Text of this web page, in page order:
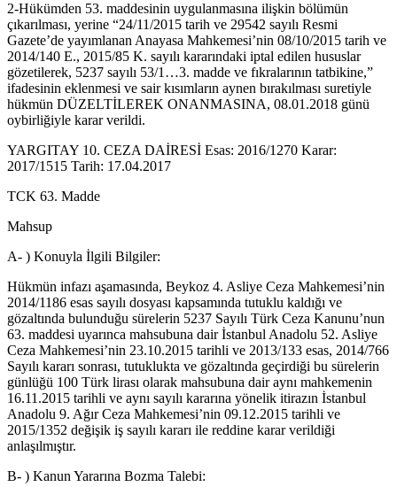
2-Hükümden 53. maddesinin uygulanmasına ilişkin bölümün
çıkarılması, yerine “24/11/2015 tarih ve 29542 sayılı Resmi
Gazete’de yayımlanan Anayasa Mahkemesi’nin 08/10/2015 tarih ve
2014/140 E., 2015/85 K. sayılı kararındaki iptal edilen hususlar
gözetilerek, 5237 sayılı 53/1…3. madde ve fıkralarının tatbikine,”
ifadesinin eklenmesi ve sair kısımların aynen bırakılması suretiyle
hükmün DÜZELTİLEREK ONANMASINA, 08.01.2018 günü
oybirliğiyle karar verildi.
YARGITAY 10. CEZA DAİRESİ Esas: 2016/1270 Karar:
2017/1515 Tarih: 17.04.2017
TCK 63. Madde
Mahsup
A- ) Konuyla İlgili Bilgiler:
Hükmün infazı aşamasında, Beykoz 4. Asliye Ceza Mahkemesi’nin
2014/1186 esas sayılı dosyası kapsamında tutuklu kaldığı ve
gözaltında bulunduğu sürelerin 5237 Sayılı Türk Ceza Kanunu’nun
63. maddesi uyarınca mahsubuna dair İstanbul Anadolu 52. Asliye
Ceza Mahkemesi’nin 23.10.2015 tarihli ve 2013/133 esas, 2014/766
Sayılı kararı sonrası, tutuklukta ve gözaltında geçirdiği bu sürelerin
günlüğü 100 Türk lirası olarak mahsubuna dair aynı mahkemenin
16.11.2015 tarihli ve aynı sayılı kararına yönelik itirazın İstanbul
Anadolu 9. Ağır Ceza Mahkemesi’nin 09.12.2015 tarihli ve
2015/1352 değişik iş sayılı kararı ile reddine karar verildiği
anlaşılmıştır.
B- ) Kanun Yararına Bozma Talebi: